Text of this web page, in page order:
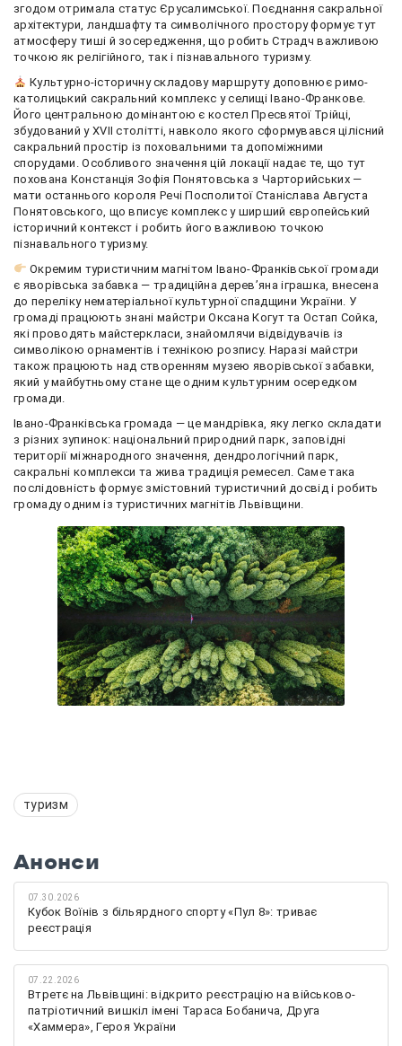
згодом отримала статус Єрусалимської. Поєднання сакральної
архітектури, ландшафту та символічного простору формує тут
атмосферу тиші й зосередження, що робить Страдч важливою
точкою як релігійного, так і пізнавального туризму.
Культурно-історичну складову маршруту доповнює римо-
католицький сакральний комплекс у селищі Івано-Франкове.
Його центральною домінантою є костел Пресвятої Трійці,
збудований у XVII столітті, навколо якого сформувався цілісний
сакральний простір із поховальними та допоміжними
спорудами. Особливого значення цій локації надає те, що тут
похована Констанція Зофія Понятовська з Чарторийських —
мати останнього короля Речі Посполитої Станіслава Августа
Понятовського, що вписує комплекс у ширший європейський
історичний контекст і робить його важливою точкою
пізнавального туризму.
Окремим туристичним магнітом Івано-Франківської громади
є яворівська забавка — традиційна дерев’яна іграшка, внесена
до переліку нематеріальної культурної спадщини України. У
громаді працюють знані майстри Оксана Когут та Остап Сойка,
які проводять майстеркласи, знайомлячи відвідувачів із
символікою орнаментів і технікою розпису. Наразі майстри
також працюють над створенням музею яворівської забавки,
який у майбутньому стане ще одним культурним осередком
громади.
Івано-Франківська громада — це мандрівка, яку легко складати
з різних зупинок: національний природний парк, заповідні
території міжнародного значення, дендрологічний парк,
сакральні комплекси та жива традиція ремесел. Саме така
послідовність формує змістовний туристичний досвід і робить
громаду одним із туристичних магнітів Львівщини.
туризм
Анонси
07.30.2026
Кубок Воїнів з більярдного спорту «Пул 8»: триває
реєстрація
07.22.2026
Втретє на Львівщині: відкрито реєстрацію на військово-
патріотичний вишкіл імені Тараса Бобанича, Друга
«Хаммера», Героя України